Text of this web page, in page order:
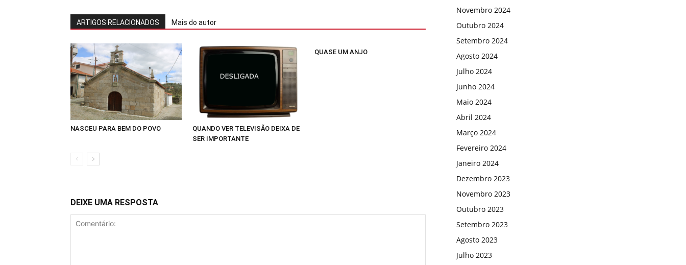
ARTIGOS RELACIONADOS Mais do autor
NASCEU PARA BEM DO POVO
QUANDO VER TELEVISÃO DEIXA DE
SER IMPORTANTE
QUASE UM ANJO
DEIXE UMA RESPOSTA
Novembro 2024
Outubro 2024
Setembro 2024
Agosto 2024
Julho 2024
Junho 2024
Maio 2024
Abril 2024
Março 2024
Fevereiro 2024
Janeiro 2024
Dezembro 2023
Novembro 2023
Outubro 2023
Setembro 2023
Agosto 2023
Julho 2023